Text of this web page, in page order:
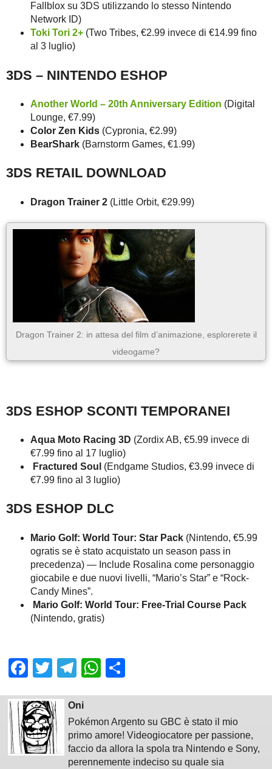
Fallblox su 3DS utilizzando lo stesso Nintendo
Network ID)
Toki Tori 2+ (Two Tribes, €2.99 invece di €14.99 fino
al 3 luglio)
3DS – NINTENDO ESHOP
Another World – 20th Anniversary Edition (Digital
Lounge, €7.99)
Color Zen Kids (Cypronia, €2.99)
BearShark (Barnstorm Games, €1.99)
3DS RETAIL DOWNLOAD
Dragon Trainer 2 (Little Orbit, €29.99)
Dragon Trainer 2: in attesa del film d’animazione, esplorerete il
videogame?
3DS ESHOP SCONTI TEMPORANEI
Aqua Moto Racing 3D (Zordix AB, €5.99 invece di
€7.99 fino al 17 luglio)
Fractured Soul (Endgame Studios, €3.99 invece di
€7.99 fino al 3 luglio)
3DS ESHOP DLC
Mario Golf: World Tour: Star Pack (Nintendo, €5.99
ogratis se è stato acquistato un season pass in
precedenza) — Include Rosalina come personaggio
giocabile e due nuovi livelli, “Mario’s Star” e “Rock-
Candy Mines”.
Mario Golf: World Tour: Free-Trial Course Pack
(Nintendo, gratis)
Facebook
TwitterTelegram
WhatsApp
Oni
Pokémon Argento su GBC è stato il mio
primo amore! Videogiocatore per passione,
faccio da allora la spola tra Nintendo e Sony,
perennemente indeciso su quale sia